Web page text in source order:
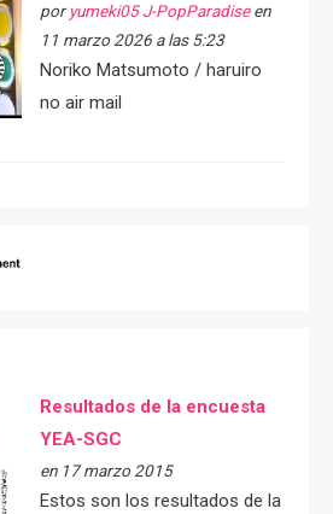
por yumeki05 J-PopParadiseen
11 marzo 2026 a las 5:23
Noriko Matsumoto / haruiro
no air mail
Resultados de la encuesta
YEA-SGC
en 17 marzo 2015
Estos son los resultados de la